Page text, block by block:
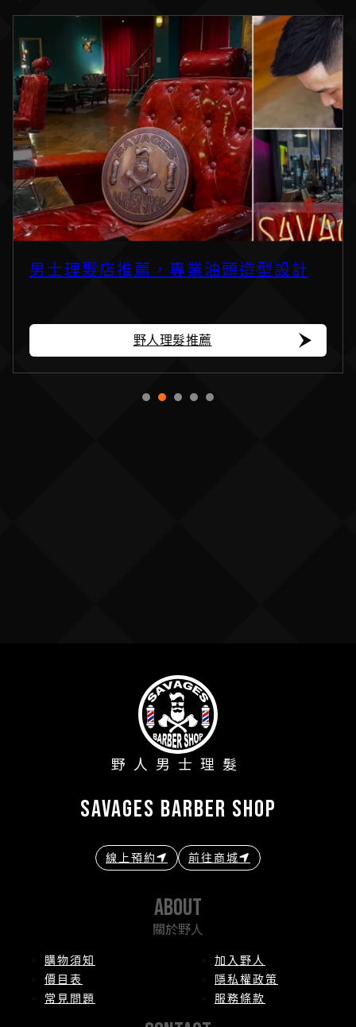
男士理髮店推薦，專業油頭造型設計
野人理髮推薦
野人男士理髮
savages barber shop
線上預約 前往商城
about
關於野人
購物須知
價目表
常見問題
加入野人
隱私權政策
服務條款